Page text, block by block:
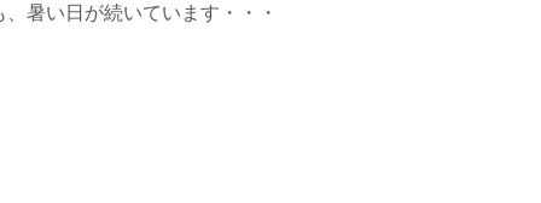
暑い日が続いています・・・